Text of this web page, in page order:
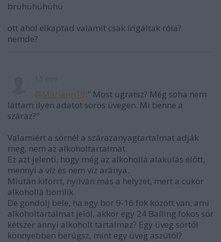
brühühühühü
ott ahol elkaptad valamit csak írigáltak róla?
nemde?
@Mariann19:" Most ugratsz? Még soha nem
láttam ilyen adatot sörös üvegen. Mi benne a
száraz?"
Valamiért a sörnél a szárazanyagtartalmat adják
meg, nem az alkoholtartalmat.
Ez azt jelenti, hogy még az alkohollá alakulás előtt,
mennyi a víz és nem víz aránya.
Miután kiforrt, nyilván más a helyzet, mert a cukor
alkohollá bomlik.
De gondolj bele, ha egy bor 9-16 fok között van, ami
alkoholtartalmat jelöl, akkor egy 24 Balling fokos sör
kétszer annyi alkoholt tartalmaz? Egy üveg sörtől
könnyebben berúgsz, mint egy üveg aszútól?